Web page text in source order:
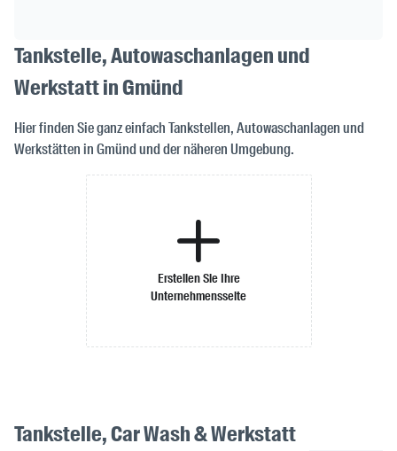
Tankstelle, Autowaschanlagen und
Werkstatt in Gmünd
Hier finden Sie ganz einfach Tankstellen, Autowaschanlagen und
Werkstätten in Gmünd und der näheren Umgebung.
Erstellen Sie Ihre
Unternehmensseite
Tankstelle, Car Wash & Werkstatt